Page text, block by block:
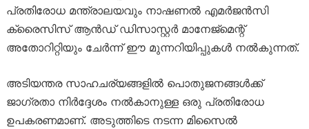
പ്രതിരോധ മന്ത്രാലയവും നാഷണൽ എമർജൻസി
ക്രൈസിസ് ആൻഡ് ഡിസാസ്റ്റർ മാനേജ്‌മെന്റ്
അതോറിറ്റിയും ചേർന്ന് ഈ മുന്നറിയിപ്പുകൾ നൽകുന്നത്.
അടിയന്തര സാഹചര്യങ്ങളിൽ പൊതുജനങ്ങൾക്ക്
ജാഗ്രതാ നിർദ്ദേശം നൽകാനുള്ള ഒരു പ്രതിരോധ
ഉപകരണമാണ്. അടുത്തിടെ നടന്ന മിസൈൽ